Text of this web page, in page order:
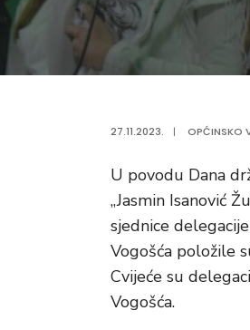
27.11.2023. | OPĆINSKO
U povodu Dana
„Jasmin Isanović
sjednice
Vogošća položile
Cvijeće su
Vogošća.